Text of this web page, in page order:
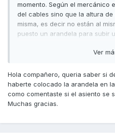
momento. Según el mercánico
del cables sino que la altura
misma, es decir no están al
puesto un arandela para subir
Dejaré pasar un tiempo haber
bien.
Ver
Hola compañero, queria saber si
haberte colocado la arandela en
como comentaste si el asiento se
Muchas gracias.